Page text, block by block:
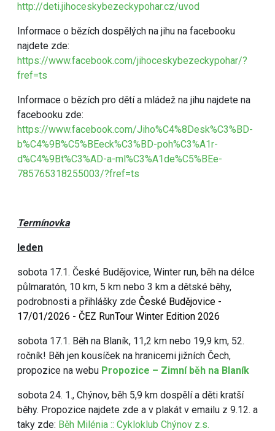
http://deti.jihoceskybezeckypohar.cz/uvod
Informace o bězích dospělých na jihu na facebooku
najdete zde:
https://www.facebook.com/jihoceskybezeckypohar/?
fref=ts
Informace o bězích pro dětí a mládež na jihu najdete na
facebooku zde:
https://www.facebook.com/Jiho%C4%8Desk%C3%BD-
b%C4%9B%C5%BEeck%C3%BD-poh%C3%A1r-
d%C4%9Bt%C3%AD-a-ml%C3%A1de%C5%BEe-
785765318255003/?fref=ts
Termínovka
leden
sobota 17.1. České Budějovice, Winter run, běh na délce
půlmaratón, 10 km, 5 km nebo 3 km a dětské běhy,
podrobnosti a přihlášky zde České Budějovice -
17/01/2026 - ČEZ RunTour Winter Edition 2026
sobota 17.1. Běh na Blaník, 11,2 km nebo 19,9 km, 52.
ročník! Běh jen kousíček na hranicemi jižních Čech,
propozice na webu Propozice – Zimní běh na Blaník
sobota 24. 1., Chýnov, běh 5,9 km dospělí a děti kratší
běhy. Propozice najdete zde a v plakát v emailu z 9.12. a
taky zde: Běh Milénia :: Cykloklub Chýnov z.s.